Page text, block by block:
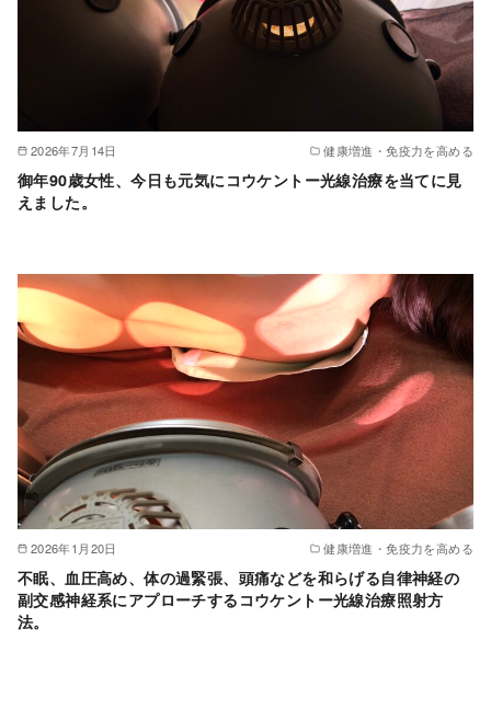
2026年7月14日 健康増進・免疫力を高める
御年90歳女性、今日も元気にコウケントー光線治療を当てに見
えました。
2026年1月20日 健康増進・免疫力を高める
不眠、血圧高め、体の過緊張、頭痛などを和らげる自律神経の
副交感神経系にアプローチするコウケントー光線治療照射方
法。